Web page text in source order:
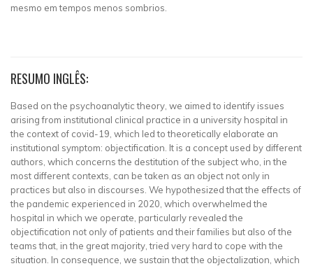
mesmo em tempos menos sombrios.
RESUMO INGLÊS:
Based on the psychoanalytic theory, we aimed to identify issues
arising from institutional clinical practice in a university hospital in
the context of covid-19, which led to theoretically elaborate an
institutional symptom: objectification. It is a concept used by different
authors, which concerns the destitution of the subject who, in the
most different contexts, can be taken as an object not only in
practices but also in discourses. We hypothesized that the effects of
the pandemic experienced in 2020, which overwhelmed the
hospital in which we operate, particularly revealed the
objectification not only of patients and their families but also of the
teams that, in the great majority, tried very hard to cope with the
situation. In consequence, we sustain that the objectalization, which